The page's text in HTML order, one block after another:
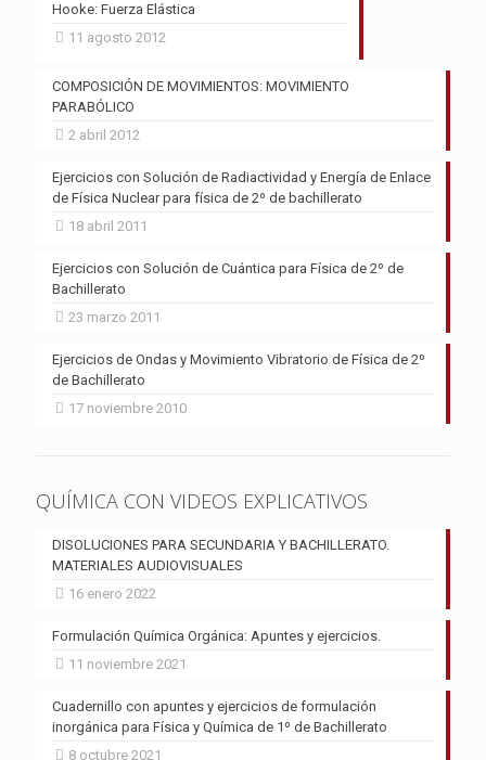
Hooke: Fuerza Elástica
11 agosto 2012
COMPOSICIÓN DE MOVIMIENTOS: MOVIMIENTO
PARABÓLICO
2 abril 2012
Ejercicios con Solución de Radiactividad y Energía de Enlace
de Física Nuclear para física de 2º de bachillerato
18 abril 2011
Ejercicios con Solución de Cuántica para Física de 2º de
Bachillerato
23 marzo 2011
Ejercicios de Ondas y Movimiento Vibratorio de Física de 2º
de Bachillerato
17 noviembre 2010
QUÍMICA CON VIDEOS EXPLICATIVOS
DISOLUCIONES PARA SECUNDARIA Y BACHILLERATO.
MATERIALES AUDIOVISUALES
16 enero 2022
Formulación Química Orgánica: Apuntes y ejercicios.
11 noviembre 2021
Cuadernillo con apuntes y ejercicios de formulación
inorgánica para Física y Química de 1º de Bachillerato
8 octubre 2021